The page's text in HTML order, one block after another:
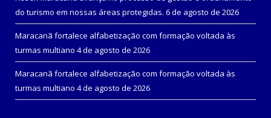
do turismo em nossas áreas protegidas. 6 de agosto de 2026
Maracanã fortalece alfabetização com formação voltada às
turmas multiano 4 de agosto de 2026
Maracanã fortalece alfabetização com formação voltada às
turmas multiano 4 de agosto de 2026